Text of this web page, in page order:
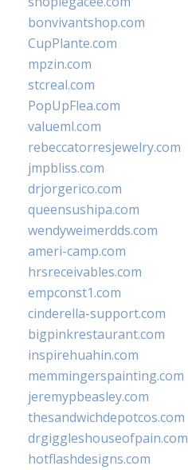
bonvivantshop.com
CupPlante.com
mpzin.com
stcreal.com
PopUpFlea.com
valueml.com
rebeccatorresjewelry.com
jmpbliss.com
drjorgerico.com
queensushipa.com
wendyweimerdds.com
ameri-camp.com
hrsreceivables.com
empconst1.com
cinderella-support.com
bigpinkrestaurant.com
inspirehuahin.com
memmingerspainting.com
jeremypbeasley.com
thesandwichdepotcos.com
drgiggleshouseofpain.com
hotflashdesigns.com